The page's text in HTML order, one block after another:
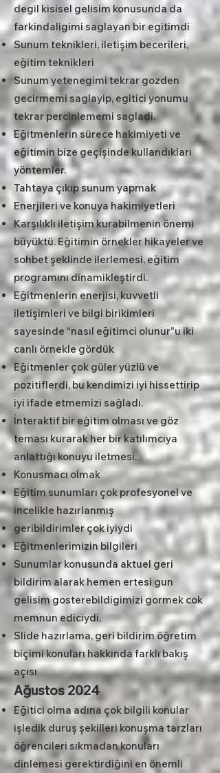
degil kisisel gelisim konusunda da
farkindaligimi saglayan bir egitimdi
Sunum teknikleri, iletişim becerileri,
eğitim teknikleri
Sunum yetenegimi tekrar gozden
gecirmemi saglayip, egitici yonumu
tekrar percinlememi sagladi.
Eğitmenlerin sürece hakimiyeti ve
eğitimin bize geçişinde kullandıkları
yöntemler.
Tahtaya çıkıp sunum yapmak
Enerjileri ve konuya hakimiyetleri
Karşılıklı iletişim kurabilmenin önemi
büyüktü. Eğitimin örnekler hikayeler ve
sohbet şeklinde ilerlemesi, eğitim
programını dinamikleştirdi.
Eğitmenlerin enerjisi, kuvvetli
iletişimleri ve bilgi birikimleri
sayesinde “nasıl eğitimci olunur”u iki
canlı örnekle gördük
Eğitmenler çok güler yüzlü ve
pozitiflerdi, bu kendimizi iyi hissettirip
iyi ifade etmemizi sağladı.
İnteraktif bir eğitim olması ve göz
teması kurarak her bir katılımcıya
anlattığı konuyu iletmesi.
Konusmacı olmak
Eğitim sunumları çok profesyonel ve
incelikle hazırlanmış
geribildirimler çok iyiydi
Eğitmenlerimizin bilgileri
Sunumlar konusunda aktuel geri
bildirim alarak hemen ertesi gun
gelisim gosterebildigimizi gormek cok
memnun ediciydi.
Slide hazırlama, geri bildirim öğretim
biçimi konuları hakkında farklı bakış
açısı
Ağustos 2024
Eğitici olma adına çok bilgili konular
işledik duruş şekilleri konuşma tarzları
öğrencileri sıkmadan konuları
dinlemesi gerektirdiğini en önemli